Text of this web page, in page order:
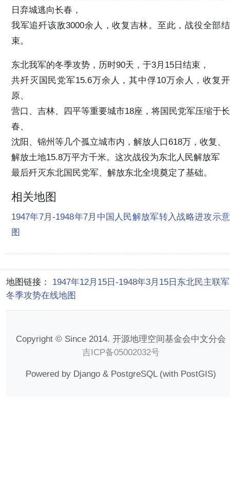
日弃城逃向长春，
我军追歼该敌3000余人，收复吉林。至此，战役全部结
束。
东北我军的冬季攻势，历时90天，于3月15日结束，
共歼灭国民党军15.6万余人，其中俘10万余人，收复开
原、
营口、吉林、四平等重要城市18座，将国民党军压缩于长
春、
沈阳、锦州等几个孤立城市内，解放人口618万，收复、
解放土地15.8万平方千米。这次战役为东北人民解放军
最后歼灭东北国民党军、解放东北全境奠定了基础。
相关地图
1947年7月-1948年7月中国人民解放军转入战略进攻示意
图
地图链接： 1947年12月15日-1948年3月15日东北民主联军
冬季攻势在线地图
Copyright © Since 2014. 开源地理空间基金会中文分会
吉ICP备05002032号
Powered by Django & PostgreSQL (with PostGIS)